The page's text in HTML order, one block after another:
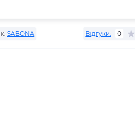
SABONA Відгуки: 0